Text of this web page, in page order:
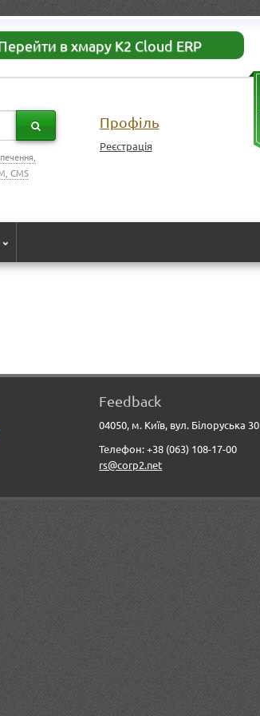
в хмару K2 Cloud ERP
CMS
Профіль
Реєстрація
Feedback
04050, м. Київ, вул. Білоруська 30
Телефон: +38 (063) 108-17-00
rs@corp2.net